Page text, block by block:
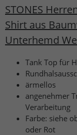
STONES
Shirt aus
Unterhemd
Tank Top für
ärmellos
angenehmer
Verarbeitung
Farbe: siehe
oder Rot